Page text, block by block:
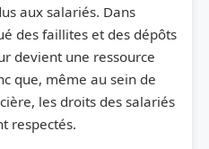
aux salariés. Dans
des faillites et des dépôts
devient une ressource
que, même au sein de
les droits des salariés
respectés.